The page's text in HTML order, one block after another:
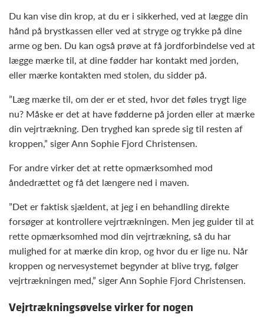
Du kan vise din krop, at du er i sikkerhed, ved at lægge din
hånd på brystkassen eller ved at stryge og trykke på dine
arme og ben. Du kan også prøve at få jordforbindelse ved at
lægge mærke til, at dine fødder har kontakt med jorden,
eller mærke kontakten med stolen, du sidder på.
”Læg mærke til, om der er et sted, hvor det føles trygt lige
nu? Måske er det at have fødderne på jorden eller at mærke
din vejrtrækning. Den tryghed kan sprede sig til resten af
kroppen,” siger Ann Sophie Fjord Christensen.
For andre virker det at rette opmærksomhed mod
åndedrættet og få det længere ned i maven.
”Det er faktisk sjældent, at jeg i en behandling direkte
forsøger at kontrollere vejrtrækningen. Men jeg guider til at
rette opmærksomhed mod din vejrtrækning, så du har
mulighed for at mærke din krop, og hvor du er lige nu. Når
kroppen og nervesystemet begynder at blive tryg, følger
vejrtrækningen med,” siger Ann Sophie Fjord Christensen.
Vejrtrækningsøvelse virker for nogen